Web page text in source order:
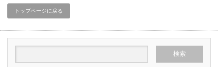
トップページに戻る